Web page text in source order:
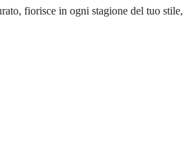
fiorisce in ogni stagione del tuo stile,